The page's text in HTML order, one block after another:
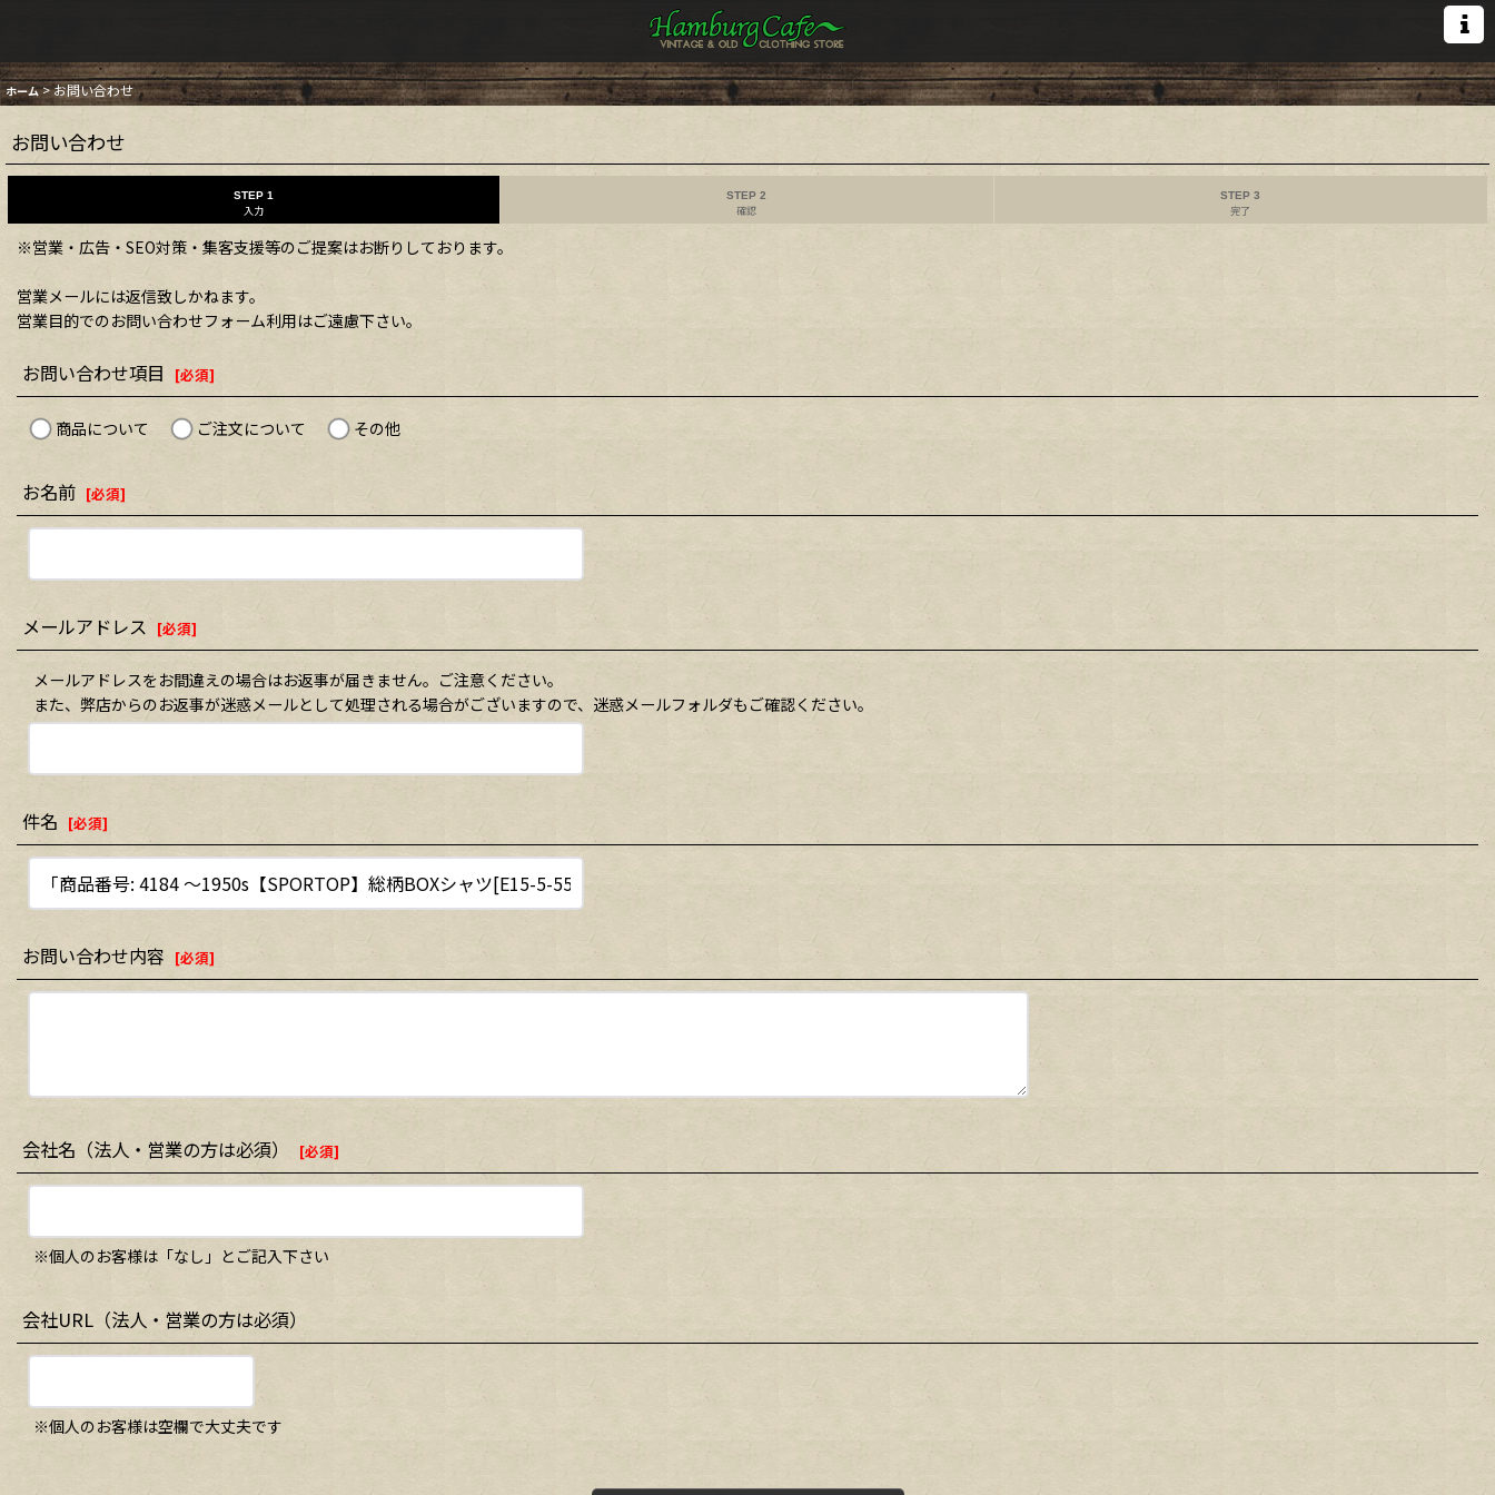
ホーム >お問い合わせ
お問い合わせ
STEP 1
入力
STEP 2
確認
STEP 3
完了
※営業・広告・SEO対策・集客支援等のご提案はお断りしております。
営業メールには返信致しかねます。
営業目的でのお問い合わせフォーム利用はご遠慮下さい。
お問い合わせ項目 [必須]
商品について ご注文について その他
お名前 [必須]
メールアドレス [必須]
メールアドレスをお間違えの場合はお返事が届きません。ご注意ください。
また、弊店からのお返事が迷惑メールとして処理される場合がございますので、迷惑メールフォルダもご確認ください。
件名 [必須]
お問い合わせ内容 [必須]
会社名（法人・営業の方は必須） [必須]
※個人のお客様は「なし」とご記入下さい
会社URL（法人・営業の方は必須）
※個人のお客様は空欄で大丈夫です